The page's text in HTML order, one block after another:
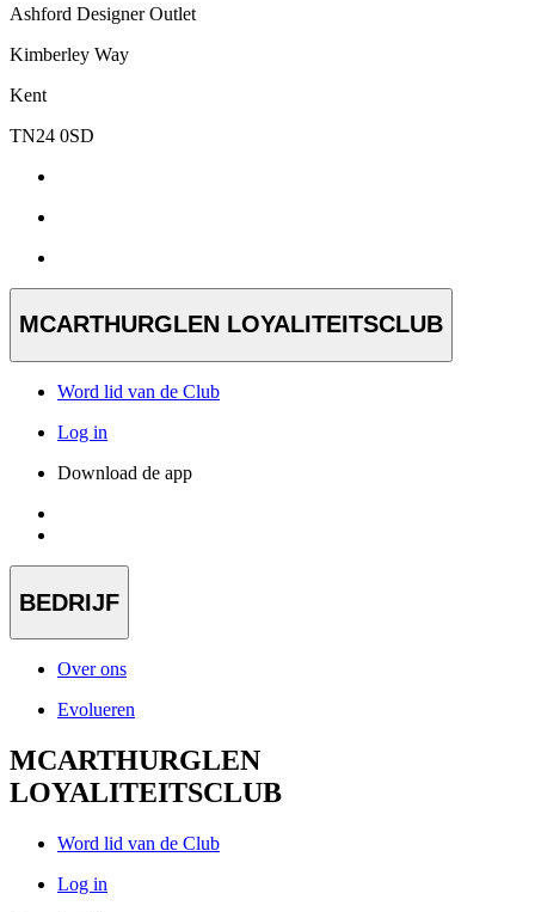
Ashford Designer Outlet
Kimberley Way
Kent
TN24 0SD
MCARTHURGLEN LOYALITEITSCLUB
Word lid van de Club
Log in
Download de app
BEDRIJF
Over ons
Evolueren
MCARTHURGLEN
LOYALITEITSCLUB
Word lid van de Club
Log in